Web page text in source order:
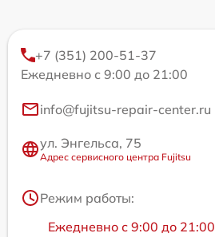
+7 (351) 200-51-37
Ежедневно с 9:00 до 21:00
info@fujitsu-repair-center.ru
ул. Энгельса, 75
Адрес сервисного центра Fujitsu
Режим работы:
Ежедневно с 9:00 до 21:00